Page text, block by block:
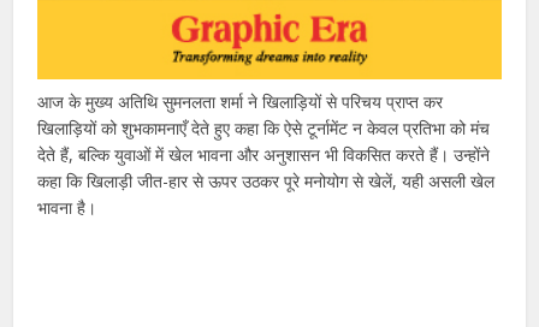
आज के मुख्य अतिथि सुमनलता शर्मा ने खिलाड़ियों से परिचय प्राप्त कर
खिलाड़ियों को शुभकामनाएँ देते हुए कहा कि ऐसे टूर्नामेंट न केवल प्रतिभा को मंच
देते हैं, बल्कि युवाओं में खेल भावना और अनुशासन भी विकसित करते हैं। उन्होंने
कहा कि खिलाड़ी जीत-हार से ऊपर उठकर पूरे मनोयोग से खेलें, यही असली खेल
भावना है।